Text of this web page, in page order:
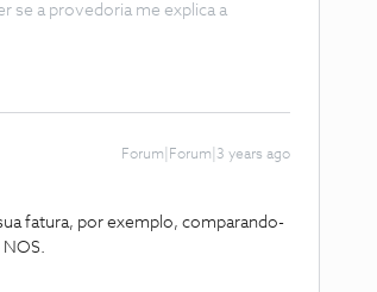
se a provedoria me explica a
Forum|Forum|3 years ago
fatura, por exemplo, comparando-
NOS.